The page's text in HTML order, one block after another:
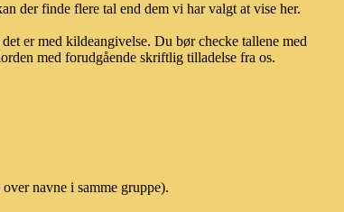
der finde flere tal end dem vi har valgt at vise her.
er med kildeangivelse. Du bør checke tallene med
med forudgående skriftlig tilladelse fra os.
navne i samme gruppe).